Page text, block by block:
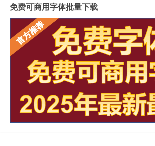
免费可商用字体批量下载